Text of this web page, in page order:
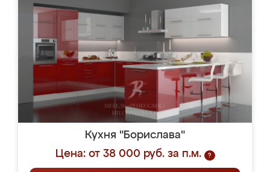
Кухня "Борислава"
Цена: от 38 000 руб. за п.м.
?